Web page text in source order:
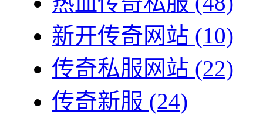
新开传奇网站 (10)
传奇私服网站 (22)
传奇新服 (24)